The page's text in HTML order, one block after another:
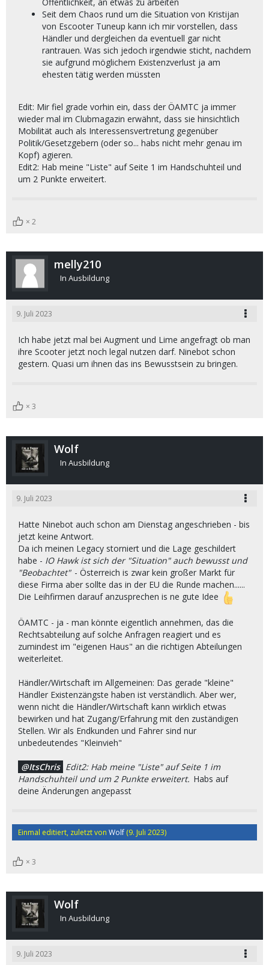
Seit dem Chaos rund um die Situation von Kristijan
von Escooter Tuneup kann ich mir vorstellen, dass
Händler und dergleichen da eventuell gar nicht
rantrauen. Was sich jedoch irgendwie sticht, nachdem
sie aufgrund möglichem Existenzverlust ja am
ehesten tätig werden müssten
Edit: Mir fiel grade vorhin ein, dass der ÖAMTC ja immer
wieder mal im Clubmagazin erwähnt, dass sie hinsichtlich
Mobilität auch als Interessensvertretung gegenüber
Politik/Gesetzgebern (oder so... habs nicht mehr genau im
Kopf) agieren.
Edit2: Hab meine "Liste" auf Seite 1 im Handschuhteil und
um 2 Punkte erweitert.
2
melly210
In Ausbildung
9. Juli 2023
Ich habe jetzt mal bei Augment und Lime angefragt ob man
ihre Scooter jetzt noch legal nutzen darf. Ninebot schon
gestern. Quasi um ihnen das ins Bewusstsein zu bringen.
3
Wolf
In Ausbildung
9. Juli 2023
Hatte Ninebot auch schon am Dienstag angeschrieben - bis
jetzt keine Antwort.
Da ich meinen Legacy storniert und die Lage geschildert
habe - IO Hawk ist sich der "Situation" auch bewusst und
"Beobachtet" - Österreich is zwar kein großer Markt für
diese Firma aber sollte das in der EU die Runde machen......
Die Leihfirmen darauf anzusprechen is ne gute Idee
ÖAMTC - ja - man könnte eigentlich annehmen, das die
Rechtsabteilung auf solche Anfragen reagiert und es
zumindest im "eigenen Haus" an die richtigen Abteilungen
weiterleitet.
Händler/Wirtschaft im Allgemeinen: Das gerade "kleine"
Händler Existenzängste haben ist verständlich. Aber wer,
wenn nicht die Händler/Wirtschaft kann wirklich etwas
bewirken und hat Zugang/Erfahrung mit den zuständigen
Stellen. Wir als Endkunden und Fahrer sind nur
unbedeutendes "Kleinvieh"
ItsChris Edit2: Hab meine "Liste" auf Seite 1 im
Handschuhteil und um 2 Punkte erweitert. Habs auf
deine Änderungen angepasst
Einmal editiert, zuletzt von Wolf (9. Juli 2023)
3
Wolf
In Ausbildung
9. Juli 2023